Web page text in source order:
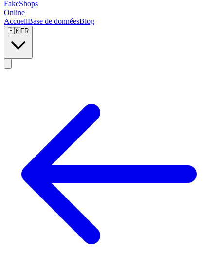
FakeShops
Online
AccueilBase de donnéesBlog
🇫🇷FR